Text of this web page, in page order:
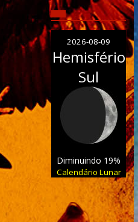
2026-08-09
Hemisfério
Sul
Diminuindo 19%
Calendário Lunar